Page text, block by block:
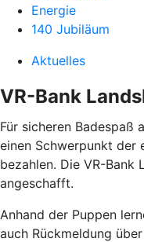
Energie
140 Jubiläum
Aktuelles
VR-Bank
Für sicheren Badespaß
einen Schwerpunkt der
bezahlen. Die VR-
angeschafft.
Anhand der Puppen
auch Rückmeldung